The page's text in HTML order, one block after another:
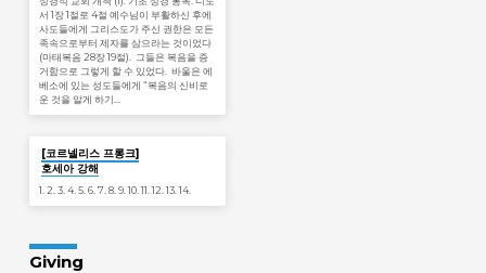
서 1장 1절로 4절 예수님이 부활하신 후에
사도들에게 그리스도가 주신 권한은 모든
족속으로부터 제자를 삼으라는 것이었다
(마태복음 28장 19절). 그들은 복음을 증
거함으로 그렇게 할 수 있었다. 바울은 에
베소에 있는 성도들에게 “복음의 신비로
운 것을 알게 하기…
[코르넬리스 프롱크]
호세아 강해
1. 2. 3. 4. 5. 6. 7. 8. 9. 10. 11. 12. 13. 14.
Giving